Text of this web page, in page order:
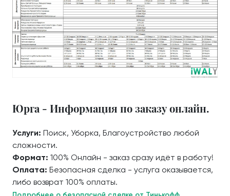
Юрга - Информация по заказу онлайн.
Услуги: Поиск, Уборка, Благоустройство любой
сложности.
Формат: 100% Онлайн - заказ сразу идёт в работу!
Оплата: Безопасная сделка - услуга оказывается,
либо возврат 100% оплаты.